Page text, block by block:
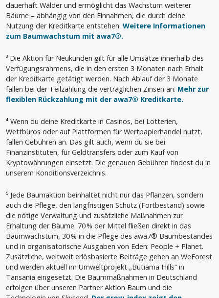
dauerhaft Wälder und ermöglicht das Wachstum weiterer
Bäume – abhängig von den Einnahmen, die durch deine
Nutzung der Kreditkarte entstehen. Weitere Informationen
zum Baumwachstum mit awa7®.
³ Die Aktion für Neukunden gilt für alle Umsätze innerhalb des
Verfügungsrahmens, die in den ersten 3 Monaten nach Erhalt
der Kreditkarte getätigt werden. Nach Ablauf der 3 Monate
fallen bei der Teilzahlung die vertraglichen Zinsen an. Mehr zur
flexiblen Rückzahlung mit der awa7® Kreditkarte.
⁴ Wenn du deine Kreditkarte in Casinos, bei Lotterien,
Wettbüros oder auf Plattformen für Wertpapierhandel nutzt,
fallen Gebühren an. Das gilt auch, wenn du sie bei
Finanzinstituten, für Geldtransfers oder zum Kauf von
Kryptowährungen einsetzt. Die genauen Gebühren findest du in
unserem Konditionsverzeichnis.
⁵ Jede Baumaktion beinhaltet nicht nur das Pflanzen, sondern
auch die Pflege, den langfristigen Schutz (Fortbestand) sowie
die nötige Verwaltung und zusätzliche Maßnahmen zur
Erhaltung der Bäume. 70 % der Mittel fließen direkt in das
Baumwachstum, 30 % in die Pflege des awa7® Baumbestandes
und in organisatorische Ausgaben von Eden: People + Planet.
Zusätzliche, weltweit erlösbasierte Beiträge gehen an WeForest
und werden aktuell im Umweltprojekt „Butiama Hills“ in
Tansania eingesetzt. Die Baummaßnahmen in Deutschland
erfolgen über unseren Partner Aktion Baum und die